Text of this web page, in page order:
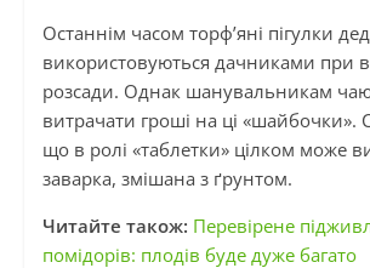
Останнім часом торф’яні пігулки
використовуються дачниками при
розсади. Однак шанувальникам
витрачати гроші на ці «шайбочки».
що в ролі «таблетки» цілком може
заварка, змішана з ґрунтом.
Читайте також: Перевірене
помідорів: плодів буде дуже багато